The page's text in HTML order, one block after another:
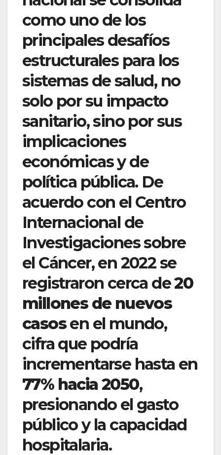
como uno de los
principales desafíos
estructurales para los
sistemas de salud, no
solo por su impacto
sanitario, sino por sus
implicaciones
económicas y de
política pública. De
acuerdo con el Centro
Internacional de
Investigaciones sobre
el Cáncer, en 2022 se
registraron cerca de20
millones de nuevos
casosen el mundo,
cifra que podría
incrementarse hasta en
77% hacia 2050,
presionando el gasto
público y la capacidad
hospitalaria.